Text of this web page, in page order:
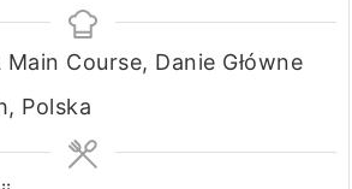
Main Course, Danie Główne
Polska